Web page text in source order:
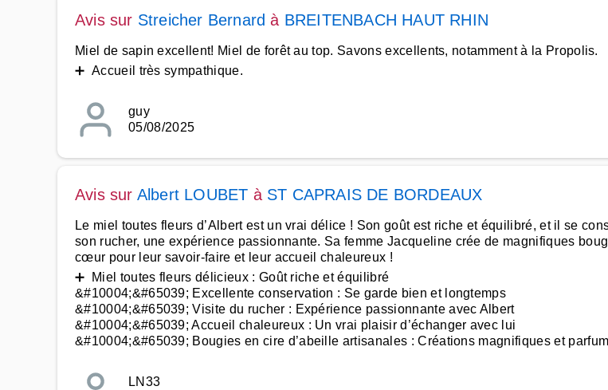
Avis sur Streicher Bernard à BREITENBACH HAUT RHIN
Miel de sapin excellent! Miel de forêt au top. Savons excellents, notamment à la Propolis.
➕ Accueil très sympathique.
guy
05/08/2025
Avis sur Albert LOUBET à ST CAPRAIS DE BORDEAUX
Le miel toutes fleurs d’Albert est un vrai délice ! Son goût est riche et équilibré, et il se
son rucher, une expérience passionnante. Sa femme Jacqueline crée de magnifiques
cœur pour leur savoir-faire et leur accueil chaleureux !
➕ Miel toutes fleurs délicieux : Goût riche et équilibré
&#10004;&#65039; Excellente conservation : Se garde bien et longtemps
&#10004;&#65039; Visite du rucher : Expérience passionnante avec Albert
&#10004;&#65039; Accueil chaleureux : Un vrai plaisir d’échanger avec lui
&#10004;&#65039; Bougies en cire d’abeille artisanales : Créations magnifiques et
LN33